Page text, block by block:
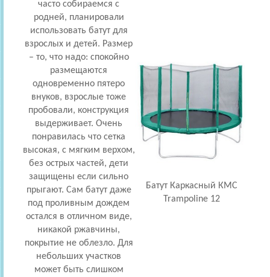
часто собираемся с
родней, планировали
использовать батут для
взрослых и детей. Размер
– то, что надо: спокойно
размещаются
одновременно пятеро
внуков, взрослые тоже
пробовали, конструкция
выдерживает. Очень
понравилась что сетка
высокая, с мягким верхом,
без острых частей, дети
защищены если сильно
прыгают. Сам батут даже
под проливным дождем
остался в отличном виде,
никакой ржавчины,
покрытие не облезло. Для
небольших участков
может быть слишком
Батут Каркасный КМС
Trampoline 12